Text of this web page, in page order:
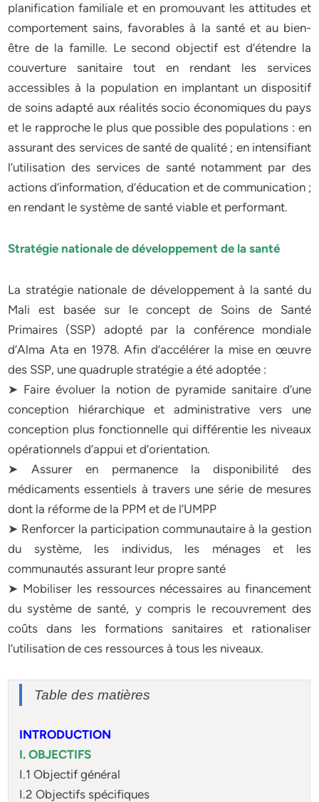
planification familiale et en promouvant les attitudes et
comportement sains, favorables à la santé et au bien-
être de la famille. Le second objectif est d’étendre la
couverture sanitaire tout en rendant les services
accessibles à la population en implantant un dispositif
de soins adapté aux réalités socio économiques du pays
et le rapproche le plus que possible des populations : en
assurant des services de santé de qualité ; en intensifiant
l’utilisation des services de santé notamment par des
actions d’information, d’éducation et de communication ;
en rendant le système de santé viable et performant.
Stratégie nationale de développement de la santé
La stratégie nationale de développement à la santé du
Mali est basée sur le concept de Soins de Santé
Primaires (SSP) adopté par la conférence mondiale
d’Alma Ata en 1978. Afin d’accélérer la mise en œuvre
des SSP, une quadruple stratégie a été adoptée :
➤ Faire évoluer la notion de pyramide sanitaire d’une
conception hiérarchique et administrative vers une
conception plus fonctionnelle qui différentie les niveaux
opérationnels d’appui et d’orientation.
➤ Assurer en permanence la disponibilité des
médicaments essentiels à travers une série de mesures
dont la réforme de la PPM et de l’UMPP
➤ Renforcer la participation communautaire à la gestion
du système, les individus, les ménages et les
communautés assurant leur propre santé
➤ Mobiliser les ressources nécessaires au financement
du système de santé, y compris le recouvrement des
coûts dans les formations sanitaires et rationaliser
l’utilisation de ces ressources à tous les niveaux.
Table des matières
INTRODUCTION
I. OBJECTIFS
I.1 Objectif général
I.2 Objectifs spécifiques